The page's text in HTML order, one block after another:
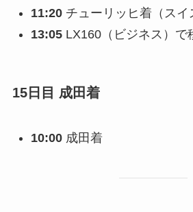
11:20チューリッヒ着（スイ
13:05LX160（ビジネス）で
15日目 成田着
10:00成田着